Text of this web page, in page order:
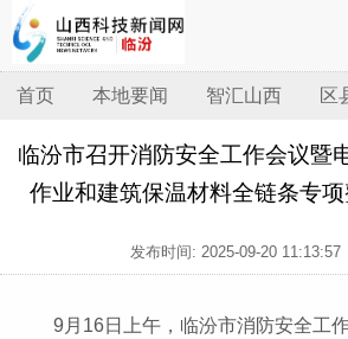
首页 本地要闻 智汇山西 区
临汾市召开消防安全工作会议暨
作业和建筑保温材料全链条专
发布时间: 2025-09-20 11:13:57
9月16日上午，临汾市消防安全工